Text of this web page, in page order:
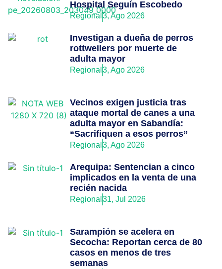
Hospital Seguín Escobedo
Regional 3, Ago 2026
Investigan a dueña de perros
rottweilers por muerte de
adulta mayor
Regional 3, Ago 2026
Vecinos exigen justicia tras
ataque mortal de canes a una
adulta mayor en Sabandía:
“Sacrifiquen a esos perros”
Regional 3, Ago 2026
Arequipa: Sentencian a cinco
implicados en la venta de una
recién nacida
Regional 31, Jul 2026
Sarampión se acelera en
Secocha: Reportan cerca de 80
casos en menos de tres
semanas